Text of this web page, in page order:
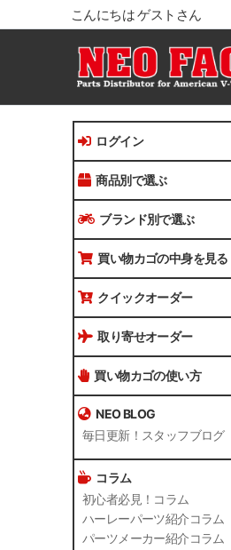
こんにちは ゲストさん
ログイン
商品別で選ぶ
ブランド別で選ぶ
買い物カゴの中身を見る
クイックオーダー
取り寄せオーダー
買い物カゴの使い方
NEO BLOG
毎日更新！スタッフブログ
コラム
初心者必見！コラム
ハーレーパーツ紹介コラム
パーツメーカー紹介コラム